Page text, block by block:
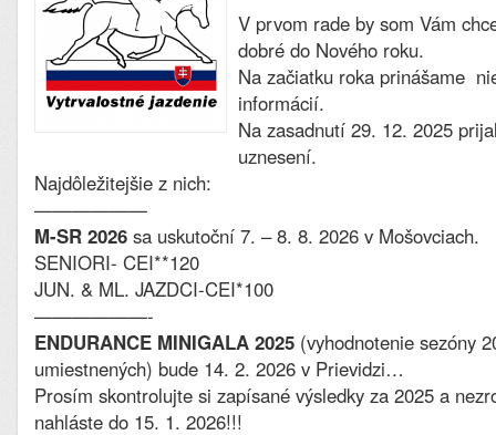
V prvom rade by som Vám
dobré do Nového roku.
Na začiatku roka prinášame
informácií.
Na zasadnutí 29. 12. 2025
uznesení.
Najdôležitejšie z nich:
——————
M-SR 2026 sa uskutoční 7. – 8. 8. 2026 v Mošovciach.
SENIORI- CEI**120
JUN. & ML. JAZDCI-CEI*100
——————-
ENDURANCE MINIGALA 2025 (vyhodnotenie sezóny
umiestnených) bude 14. 2. 2026 v Prievidzi…
Prosím skontrolujte si zapísané výsledky za 2025 a
nahláste do 15. 1. 2026!!!